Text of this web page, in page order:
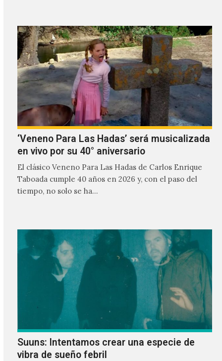
‘Veneno Para Las Hadas’ será musicalizada
en vivo por su 40° aniversario
El clásico Veneno Para Las Hadas de Carlos Enrique
Taboada cumple 40 años en 2026 y, con el paso del
tiempo, no solo se ha…
Suuns: Intentamos crear una especie de
vibra de sueño febril